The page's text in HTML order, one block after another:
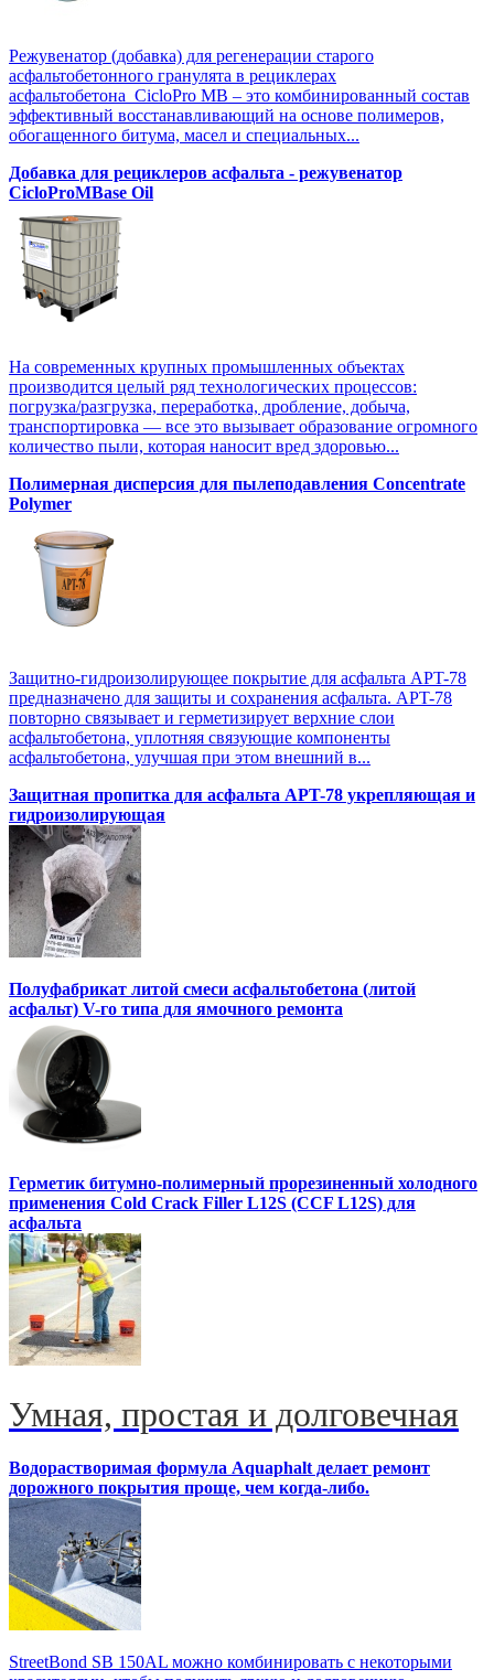
Режувенатор (добавка) для регенерации старого
асфальтобетонного гранулята в рециклерах
асфальтобетона CicloPro MB – это комбинированный состав
эффективный восстанавливающий на основе полимеров,
обогащенного битума, масел и специальных...
Добавка для рециклеров асфальта - режувенатор
CicloProMBase Oil
На современных крупных промышленных объектах
производится целый ряд технологических процессов:
погрузка/разгрузка, переработка, дробление, добыча,
транспортировка — все это вызывает образование огромного
количество пыли, которая наносит вред здоровью...
Полимерная дисперсия для пылеподавления Concentrate
Polymer
Защитно-гидроизолирующее покрытие для асфальта APT-78
предназначено для защиты и сохранения асфальта. APT-78
повторно связывает и герметизирует верхние слои
асфальтобетона, уплотняя связующие компоненты
асфальтобетона, улучшая при этом внешний в...
Защитная пропитка для асфальта APT-78 укрепляющая и
гидроизолирующая
Полуфабрикат литой смеси асфальтобетона (литой
асфальт) V-го типа для ямочного ремонта
Герметик битумно-полимерный прорезиненный холодного
применения Cold Crack Filler L12S (ССF L12S) для
асфальта
Умная, простая и долговечная
Водорастворимая формула Aquaphalt делает ремонт
дорожного покрытия проще, чем когда-либо.
StreetBond SB 150AL можно комбинировать с некоторыми